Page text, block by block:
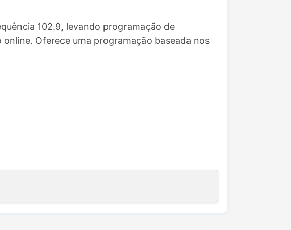
102.9, levando programação de
Oferece uma programação baseada nos